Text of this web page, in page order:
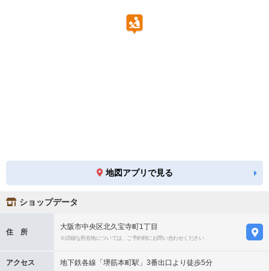
地図アプリで見る
ショップデータ
住 所
大阪市中央区北久宝寺町1丁目
※詳細な所在地については、ご予約時にお問い合わせください
アクセス 地下鉄各線「堺筋本町駅」3番出口より徒歩5分